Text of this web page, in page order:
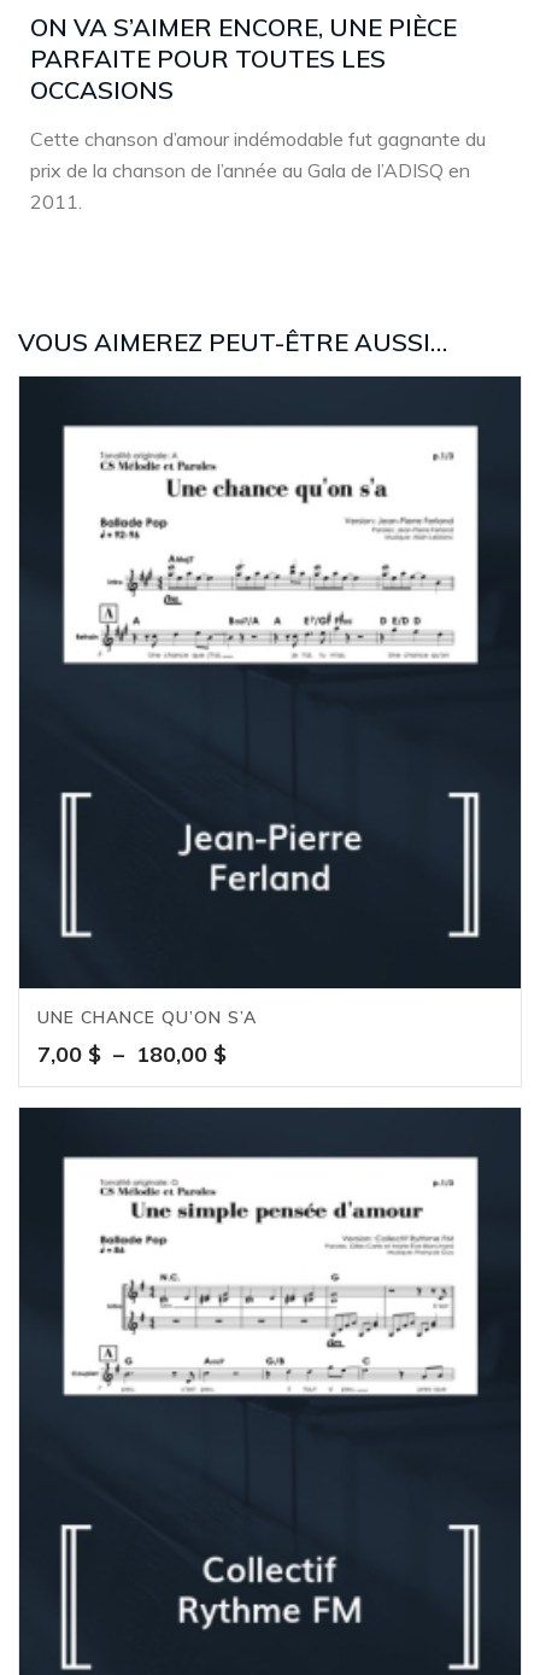
ON VA S’AIMER ENCORE, UNE PIÈCE
PARFAITE POUR TOUTES LES
OCCASIONS
Cette chanson d’amour indémodable fut gagnante du
prix de la chanson de l’année au Gala de l’ADISQ en
2011.
VOUS AIMEREZ PEUT-ÊTRE AUSSI…
UNE CHANCE QU’ON S’A
7,00 $ – 180,00 $Plage
de
prix :
à